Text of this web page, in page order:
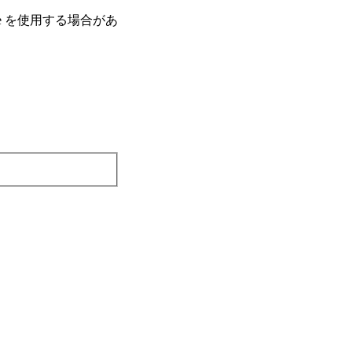
使⽤する場合があ